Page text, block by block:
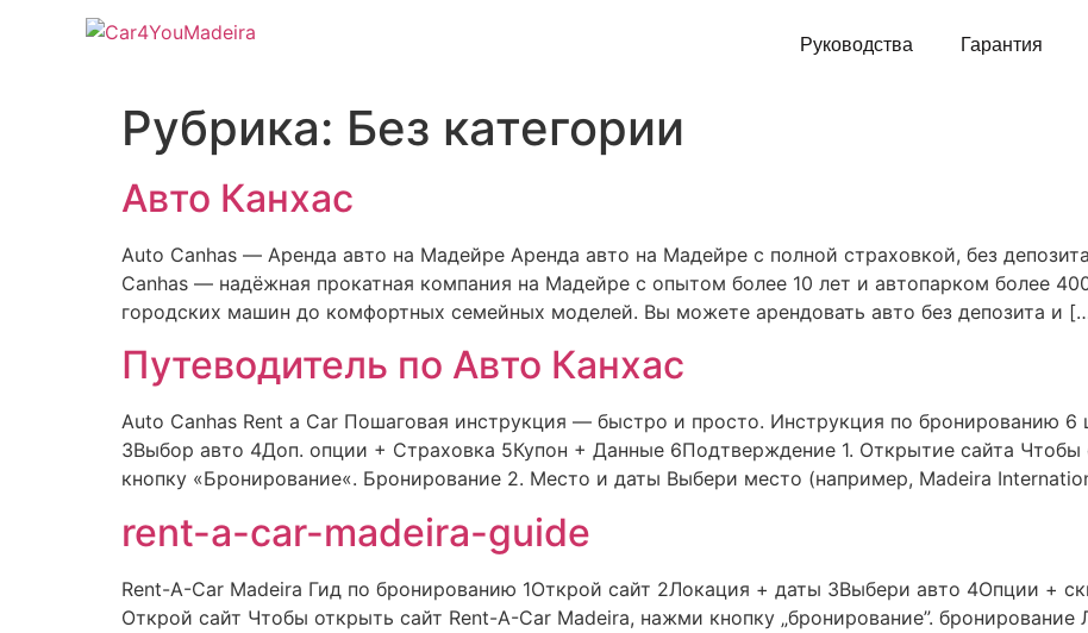
Руководства Гарантия
Рубрика: Без категории
Авто Канхас
Auto Canhas — Аренда авто на Мадейре Аренда авто на Мадейре с полной страховкой, без
Canhas — надёжная прокатная компания на Мадейре с опытом более 10 лет и автопарком более
городских машин до комфортных семейных моделей. Вы можете арендовать авто без депозита и
Путеводитель по Авто Канхас
Auto Canhas Rent a Car Пошаговая инструкция — быстро и просто. Инструкция по бронированию
3Выбор авто 4Доп. опции + Страховка 5Купон + Данные 6Подтверждение 1. Открытие сайта Чтобы
кнопку «Бронирование«. Бронирование 2. Место и даты Выбери место (например, Madeira
rent-a-car-madeira-guide
Rent-A-Car Madeira Гид по бронированию 1Открой сайт 2Локация + даты 3Выбери авто 4Опции +
Открой сайт Чтобы открыть сайт Rent-A-Car Madeira, нажми кнопку „бронирование”.